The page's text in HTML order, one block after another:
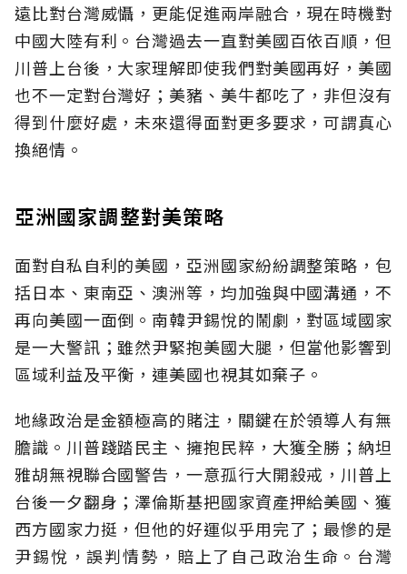
遠比對台灣威懾，更能促進兩岸融合，現在時機對
中國大陸有利。台灣過去一直對美國百依百順，但
川普上台後，大家理解即使我們對美國再好，美國
也不一定對台灣好；美豬、美牛都吃了，非但沒有
得到什麼好處，未來還得面對更多要求，可謂真心
換絕情。
亞洲國家調整對美策略
面對自私自利的美國，亞洲國家紛紛調整策略，包
括日本、東南亞、澳洲等，均加強與中國溝通，不
再向美國一面倒。南韓尹錫悅的鬧劇，對區域國家
是一大警訊；雖然尹緊抱美國大腿，但當他影響到
區域利益及平衡，連美國也視其如棄子。
地緣政治是金額極高的賭注，關鍵在於領導人有無
膽識。川普踐踏民主、擁抱民粹，大獲全勝；納坦
雅胡無視聯合國警告，一意孤行大開殺戒，川普上
台後一夕翻身；澤倫斯基把國家資產押給美國、獲
西方國家力挺，但他的好運似乎用完了；最慘的是
尹錫悅，誤判情勢，賠上了自己政治生命。台灣